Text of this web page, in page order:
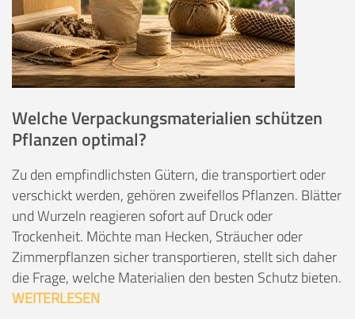
Welche Verpackungsmaterialien schützen
Pflanzen optimal?
Zu den empfindlichsten Gütern, die transportiert oder
verschickt werden, gehören zweifellos Pflanzen. Blätter
und Wurzeln reagieren sofort auf Druck oder
Trockenheit. Möchte man Hecken, Sträucher oder
Zimmerpflanzen sicher transportieren, stellt sich daher
die Frage, welche Materialien den besten Schutz bieten.
WEITERLESEN